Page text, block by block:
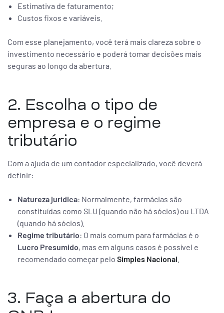
Estimativa de faturamento;
Custos fixos e variáveis.
Com esse planejamento, você terá mais clareza sobre o
investimento necessário e poderá tomar decisões mais
seguras ao longo da abertura.
2. Escolha o tipo de
empresa e o regime
tributário
Com a ajuda de um contador especializado, você deverá
definir:
Natureza jurídica: Normalmente, farmácias são
constituídas como SLU (quando não há sócios) ou LTDA
(quando há sócios).
Regime tributário: O mais comum para farmácias é o
Lucro Presumido, mas em alguns casos é possível e
recomendado começar pelo Simples Nacional
3. Faça a abertura do